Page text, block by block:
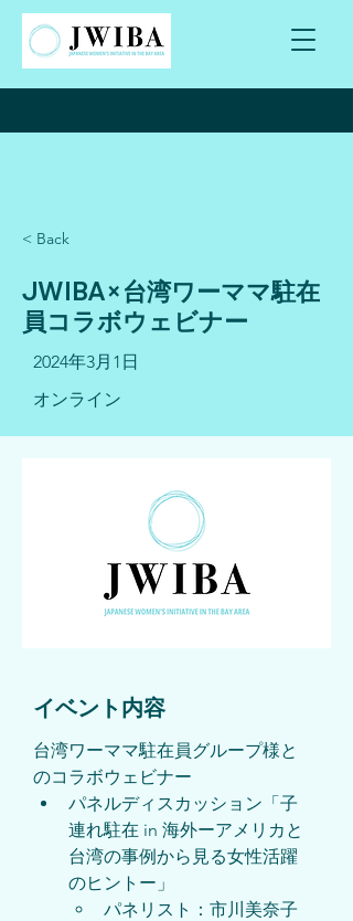
< Back
JWIBA×台湾ワーママ駐在
員コラボウェビナー
2024年3月1日
オンライン
​イベント内容
台湾ワーママ駐在員グループ様と
のコラボウェビナー
パネルディスカッション「子
連れ駐在 in 海外ーアメリカと
台湾の事例から見る女性活躍
のヒントー」
パネリスト：市川美奈子